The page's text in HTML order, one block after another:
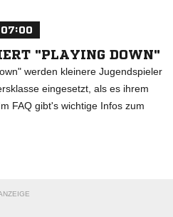
"PLAYING DOWN"
werden kleinere Jugendspieler
eingesetzt, als es ihrem
FAQ gibt's wichtige Infos zum